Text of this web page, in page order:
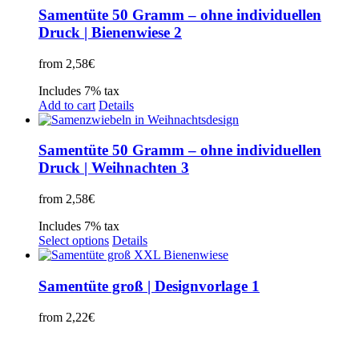
Samentüte 50 Gramm – ohne individuellen
Druck | Bienenwiese 2
from 2,58€
Includes 7% tax
Add to cart Details
Samentüte 50 Gramm – ohne individuellen
Druck | Weihnachten 3
from 2,58€
Includes 7% tax
Select options Details
Samentüte groß | Designvorlage 1
from 2,22€